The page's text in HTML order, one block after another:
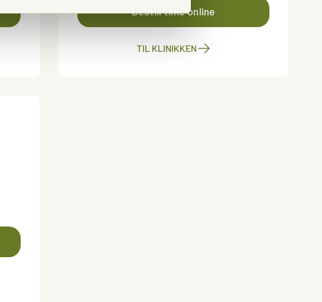
Bestill time online
TIL KLINIKKEN